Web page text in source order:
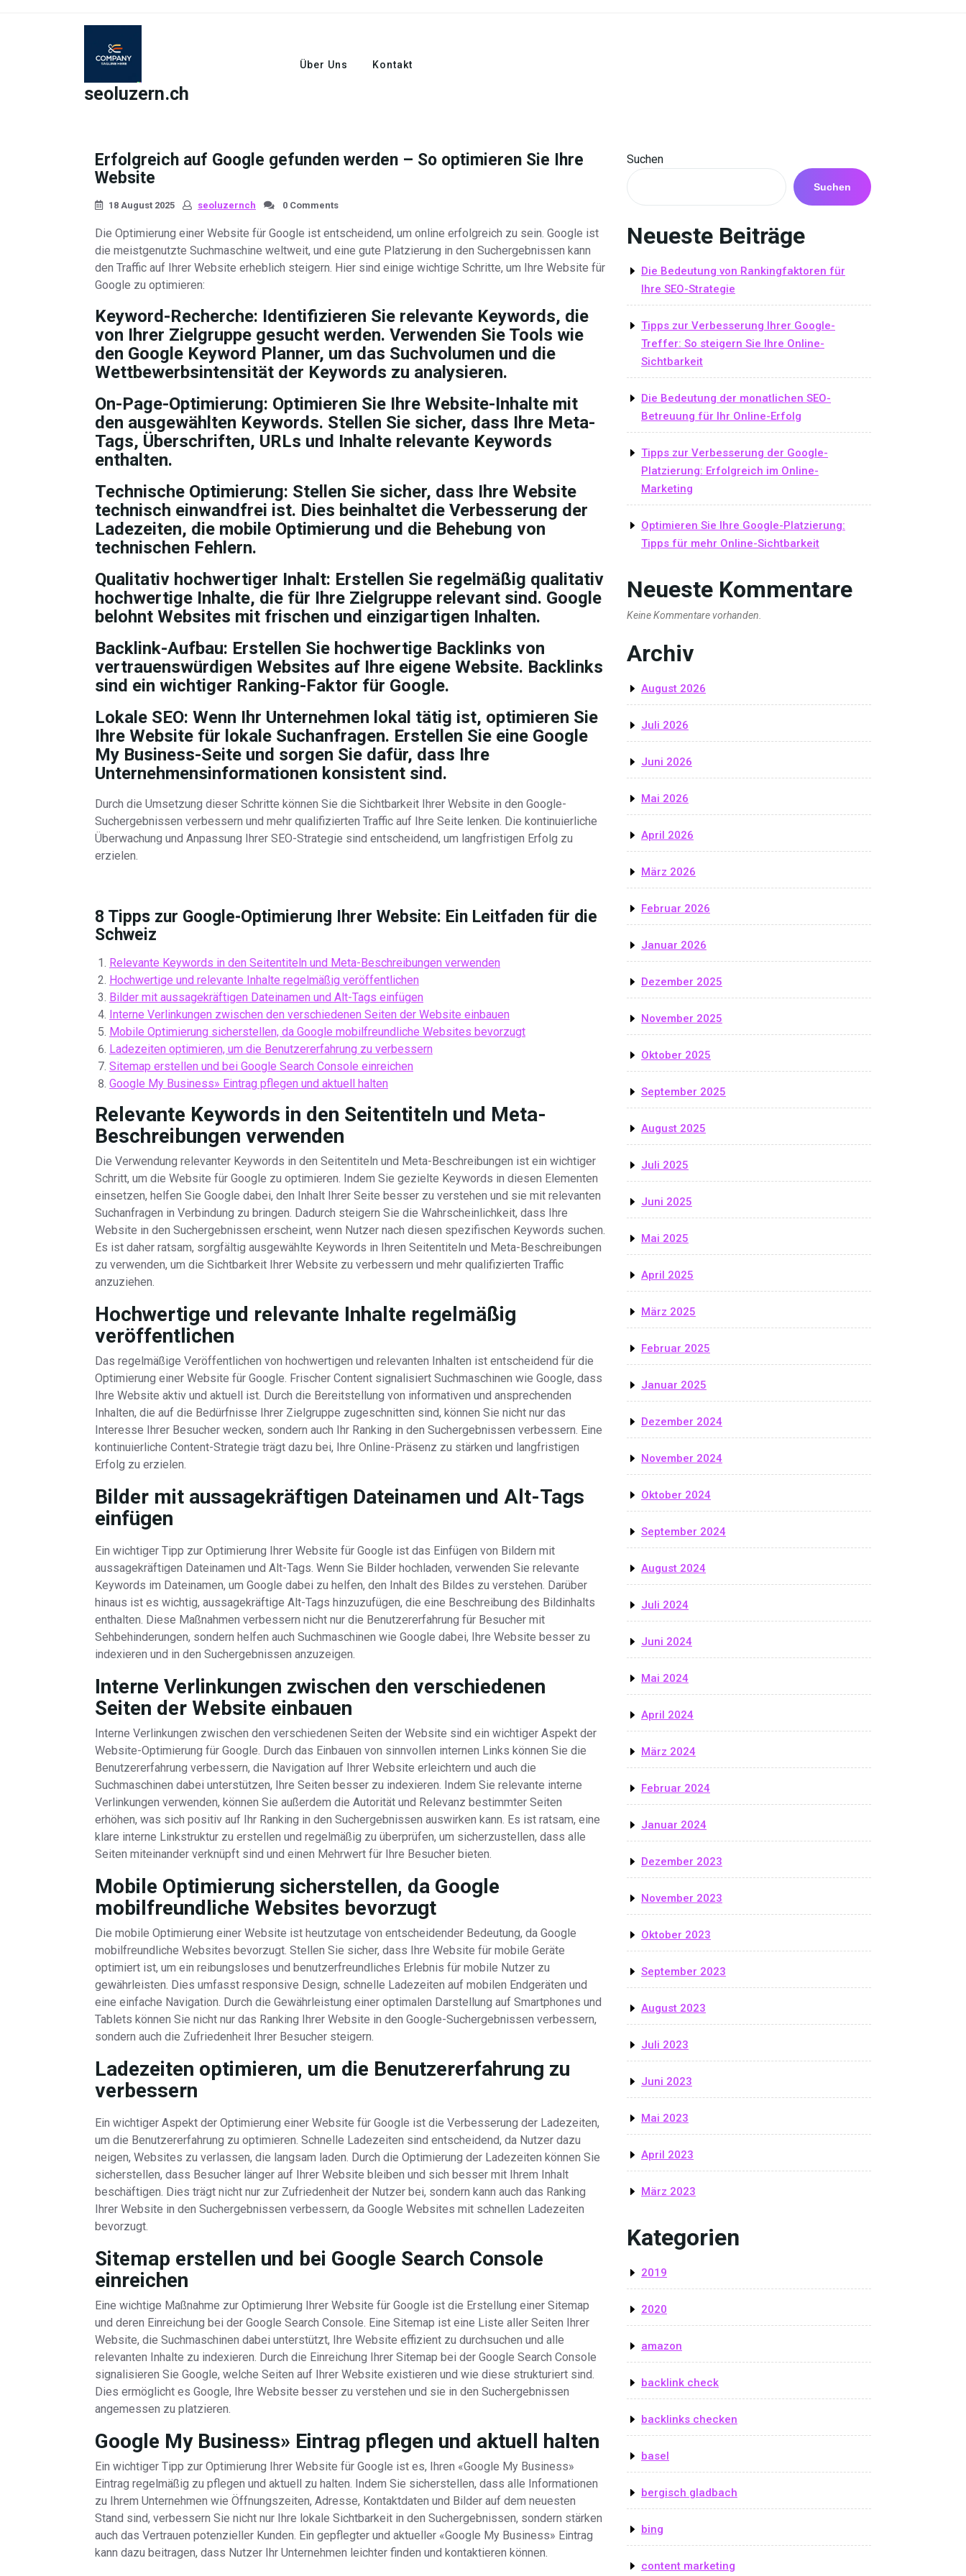
seoluzern.ch
Über Uns Kontakt
Erfolgreich auf Google gefunden werden – So optimieren Sie Ihre
Website
18 August 2025 seoluzernch 0 Comments
Die Optimierung einer Website für Google ist entscheidend, um online erfolgreich zu sein. Google ist
die meistgenutzte Suchmaschine weltweit, und eine gute Platzierung in den Suchergebnissen kann
den Traffic auf Ihrer Website erheblich steigern. Hier sind einige wichtige Schritte, um Ihre Website für
Google zu optimieren:
Keyword-Recherche: Identifizieren Sie relevante Keywords, die
von Ihrer Zielgruppe gesucht werden. Verwenden Sie Tools wie
den Google Keyword Planner, um das Suchvolumen und die
Wettbewerbsintensität der Keywords zu analysieren.
On-Page-Optimierung: Optimieren Sie Ihre Website-Inhalte mit
den ausgewählten Keywords. Stellen Sie sicher, dass Ihre Meta-
Tags, Überschriften, URLs und Inhalte relevante Keywords
enthalten.
Technische Optimierung: Stellen Sie sicher, dass Ihre Website
technisch einwandfrei ist. Dies beinhaltet die Verbesserung der
Ladezeiten, die mobile Optimierung und die Behebung von
technischen Fehlern.
Qualitativ hochwertiger Inhalt: Erstellen Sie regelmäßig qualitativ
hochwertige Inhalte, die für Ihre Zielgruppe relevant sind. Google
belohnt Websites mit frischen und einzigartigen Inhalten.
Backlink-Aufbau: Erstellen Sie hochwertige Backlinks von
vertrauenswürdigen Websites auf Ihre eigene Website. Backlinks
sind ein wichtiger Ranking-Faktor für Google.
Lokale SEO: Wenn Ihr Unternehmen lokal tätig ist, optimieren Sie
Ihre Website für lokale Suchanfragen. Erstellen Sie eine Google
My Business-Seite und sorgen Sie dafür, dass Ihre
Unternehmensinformationen konsistent sind.
Durch die Umsetzung dieser Schritte können Sie die Sichtbarkeit Ihrer Website in den Google-
Suchergebnissen verbessern und mehr qualifizierten Traffic auf Ihre Seite lenken. Die kontinuierliche
Überwachung und Anpassung Ihrer SEO-Strategie sind entscheidend, um langfristigen Erfolg zu
erzielen.
8 Tipps zur Google-Optimierung Ihrer Website: Ein Leitfaden für die
Schweiz
Relevante Keywords in den Seitentiteln und Meta-Beschreibungen verwenden
Hochwertige und relevante Inhalte regelmäßig veröffentlichen
Bilder mit aussagekräftigen Dateinamen und Alt-Tags einfügen
Interne Verlinkungen zwischen den verschiedenen Seiten der Website einbauen
Mobile Optimierung sicherstellen, da Google mobilfreundliche Websites bevorzugt
Ladezeiten optimieren, um die Benutzererfahrung zu verbessern
Sitemap erstellen und bei Google Search Console einreichen
Google My Business» Eintrag pflegen und aktuell halten
Relevante Keywords in den Seitentiteln und Meta-
Beschreibungen verwenden
Die Verwendung relevanter Keywords in den Seitentiteln und Meta-Beschreibungen ist ein wichtiger
Schritt, um die Website für Google zu optimieren. Indem Sie gezielte Keywords in diesen Elementen
einsetzen, helfen Sie Google dabei, den Inhalt Ihrer Seite besser zu verstehen und sie mit relevanten
Suchanfragen in Verbindung zu bringen. Dadurch steigern Sie die Wahrscheinlichkeit, dass Ihre
Website in den Suchergebnissen erscheint, wenn Nutzer nach diesen spezifischen Keywords suchen.
Es ist daher ratsam, sorgfältig ausgewählte Keywords in Ihren Seitentiteln und Meta-Beschreibungen
zu verwenden, um die Sichtbarkeit Ihrer Website zu verbessern und mehr qualifizierten Traffic
anzuziehen.
Hochwertige und relevante Inhalte regelmäßig
veröffentlichen
Das regelmäßige Veröffentlichen von hochwertigen und relevanten Inhalten ist entscheidend für die
Optimierung einer Website für Google. Frischer Content signalisiert Suchmaschinen wie Google, dass
Ihre Website aktiv und aktuell ist. Durch die Bereitstellung von informativen und ansprechenden
Inhalten, die auf die Bedürfnisse Ihrer Zielgruppe zugeschnitten sind, können Sie nicht nur das
Interesse Ihrer Besucher wecken, sondern auch Ihr Ranking in den Suchergebnissen verbessern. Eine
kontinuierliche Content-Strategie trägt dazu bei, Ihre Online-Präsenz zu stärken und langfristigen
Erfolg zu erzielen.
Bilder mit aussagekräftigen Dateinamen und Alt-Tags
einfügen
Ein wichtiger Tipp zur Optimierung Ihrer Website für Google ist das Einfügen von Bildern mit
aussagekräftigen Dateinamen und Alt-Tags. Wenn Sie Bilder hochladen, verwenden Sie relevante
Keywords im Dateinamen, um Google dabei zu helfen, den Inhalt des Bildes zu verstehen. Darüber
hinaus ist es wichtig, aussagekräftige Alt-Tags hinzuzufügen, die eine Beschreibung des Bildinhalts
enthalten. Diese Maßnahmen verbessern nicht nur die Benutzererfahrung für Besucher mit
Sehbehinderungen, sondern helfen auch Suchmaschinen wie Google dabei, Ihre Website besser zu
indexieren und in den Suchergebnissen anzuzeigen.
Interne Verlinkungen zwischen den verschiedenen
Seiten der Website einbauen
Interne Verlinkungen zwischen den verschiedenen Seiten der Website sind ein wichtiger Aspekt der
Website-Optimierung für Google. Durch das Einbauen von sinnvollen internen Links können Sie die
Benutzererfahrung verbessern, die Navigation auf Ihrer Website erleichtern und auch die
Suchmaschinen dabei unterstützen, Ihre Seiten besser zu indexieren. Indem Sie relevante interne
Verlinkungen verwenden, können Sie außerdem die Autorität und Relevanz bestimmter Seiten
erhöhen, was sich positiv auf Ihr Ranking in den Suchergebnissen auswirken kann. Es ist ratsam, eine
klare interne Linkstruktur zu erstellen und regelmäßig zu überprüfen, um sicherzustellen, dass alle
Seiten miteinander verknüpft sind und einen Mehrwert für Ihre Besucher bieten.
Mobile Optimierung sicherstellen, da Google
mobilfreundliche Websites bevorzugt
Die mobile Optimierung einer Website ist heutzutage von entscheidender Bedeutung, da Google
mobilfreundliche Websites bevorzugt. Stellen Sie sicher, dass Ihre Website für mobile Geräte
optimiert ist, um ein reibungsloses und benutzerfreundliches Erlebnis für mobile Nutzer zu
gewährleisten. Dies umfasst responsive Design, schnelle Ladezeiten auf mobilen Endgeräten und
eine einfache Navigation. Durch die Gewährleistung einer optimalen Darstellung auf Smartphones und
Tablets können Sie nicht nur das Ranking Ihrer Website in den Google-Suchergebnissen verbessern,
sondern auch die Zufriedenheit Ihrer Besucher steigern.
Ladezeiten optimieren, um die Benutzererfahrung zu
verbessern
Ein wichtiger Aspekt der Optimierung einer Website für Google ist die Verbesserung der Ladezeiten,
um die Benutzererfahrung zu optimieren. Schnelle Ladezeiten sind entscheidend, da Nutzer dazu
neigen, Websites zu verlassen, die langsam laden. Durch die Optimierung der Ladezeiten können Sie
sicherstellen, dass Besucher länger auf Ihrer Website bleiben und sich besser mit Ihrem Inhalt
beschäftigen. Dies trägt nicht nur zur Zufriedenheit der Nutzer bei, sondern kann auch das Ranking
Ihrer Website in den Suchergebnissen verbessern, da Google Websites mit schnellen Ladezeiten
bevorzugt.
Sitemap erstellen und bei Google Search Console
einreichen
Eine wichtige Maßnahme zur Optimierung Ihrer Website für Google ist die Erstellung einer Sitemap
und deren Einreichung bei der Google Search Console. Eine Sitemap ist eine Liste aller Seiten Ihrer
Website, die Suchmaschinen dabei unterstützt, Ihre Website effizient zu durchsuchen und alle
relevanten Inhalte zu indexieren. Durch die Einreichung Ihrer Sitemap bei der Google Search Console
signalisieren Sie Google, welche Seiten auf Ihrer Website existieren und wie diese strukturiert sind.
Dies ermöglicht es Google, Ihre Website besser zu verstehen und sie in den Suchergebnissen
angemessen zu platzieren.
Google My Business» Eintrag pflegen und aktuell halten
Ein wichtiger Tipp zur Optimierung Ihrer Website für Google ist es, Ihren «Google My Business»
Eintrag regelmäßig zu pflegen und aktuell zu halten. Indem Sie sicherstellen, dass alle Informationen
zu Ihrem Unternehmen wie Öffnungszeiten, Adresse, Kontaktdaten und Bilder auf dem neuesten
Stand sind, verbessern Sie nicht nur Ihre lokale Sichtbarkeit in den Suchergebnissen, sondern stärken
auch das Vertrauen potenzieller Kunden. Ein gepflegter und aktueller «Google My Business» Eintrag
kann dazu beitragen, dass Nutzer Ihr Unternehmen leichter finden und kontaktieren können.
Suchen
Suchen
Neueste Beiträge
Die Bedeutung von Rankingfaktoren für
Ihre SEO-Strategie
Tipps zur Verbesserung Ihrer Google-
Treffer: So steigern Sie Ihre Online-
Sichtbarkeit
Die Bedeutung der monatlichen SEO-
Betreuung für Ihr Online-Erfolg
Tipps zur Verbesserung der Google-
Platzierung: Erfolgreich im Online-
Marketing
Optimieren Sie Ihre Google-Platzierung:
Tipps für mehr Online-Sichtbarkeit
Neueste Kommentare
Keine Kommentare vorhanden.
Archiv
August 2026
Juli 2026
Juni 2026
Mai 2026
April 2026
März 2026
Februar 2026
Januar 2026
Dezember 2025
November 2025
Oktober 2025
September 2025
August 2025
Juli 2025
Juni 2025
Mai 2025
April 2025
März 2025
Februar 2025
Januar 2025
Dezember 2024
November 2024
Oktober 2024
September 2024
August 2024
Juli 2024
Juni 2024
Mai 2024
April 2024
März 2024
Februar 2024
Januar 2024
Dezember 2023
November 2023
Oktober 2023
September 2023
August 2023
Juli 2023
Juni 2023
Mai 2023
April 2023
März 2023
Kategorien
2019
2020
amazon
backlink check
backlinks checken
basel
bergisch gladbach
bing
content marketing